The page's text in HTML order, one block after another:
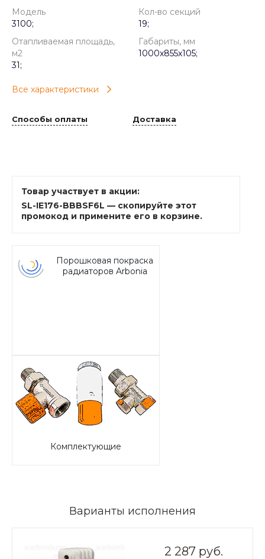
Модель
3100;
Кол-во секций
19;
Отапливаемая площадь,
м2
31;
Габариты, мм
1000x855x105;
Все характеристики
Способы оплаты Доставка
Товар участвует в акции:
SL-IE176-BBBSF6L — скопируйте этот
промокод и примените его в корзине.
Порошковая покраска
радиаторов Arbonia
Комплектующие
Варианты исполнения
2 287 руб.